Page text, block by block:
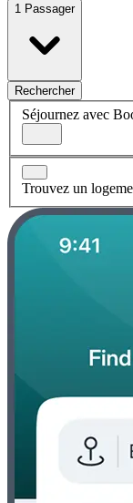
1 Passager
Rechercher
Séjournez avec
Trouvez un